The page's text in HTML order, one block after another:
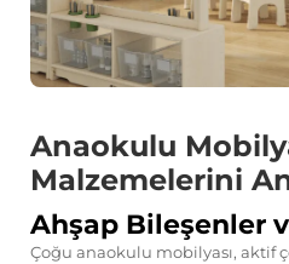
Anaokulu
Malzemelerini
Ahşap Bileşenler
Çoğu anaokulu mobilyası, aktif